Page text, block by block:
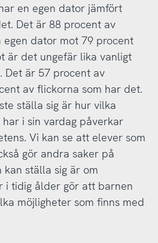
en egen dator jämfört
Det är 88 procent av
egen dator mot 79 procent
är det ungefär lika vanligt
Det är 57 procent av
av flickorna som har det.
ställa sig är hur vilka
i sin vardag påverkar
Vi kan se att elever som
gör andra saker på
kan ställa sig är om
i tidig ålder gör att barnen
möjligheter som finns med